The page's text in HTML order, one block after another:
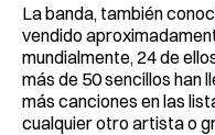
La banda, también
vendido
mundialmente, 24 de
más de 50 sencillos han
más canciones en las
cualquier otro artista o